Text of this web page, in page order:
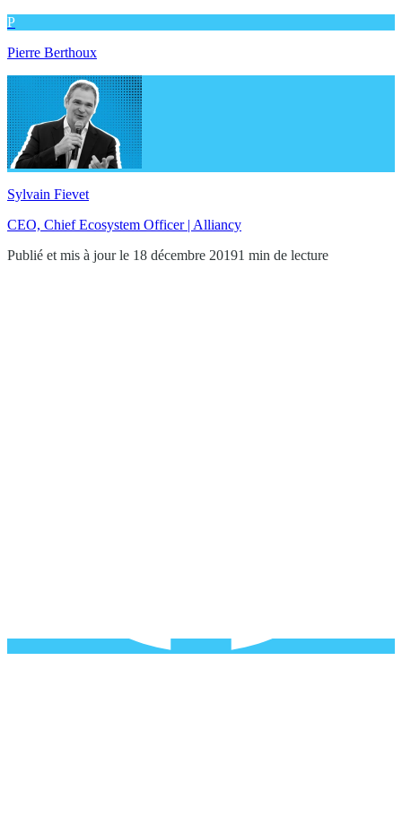
P
Pierre Berthoux
Sylvain Fievet
CEO, Chief Ecosystem Officer | Alliancy
Publié et mis à jour le 18 décembre 20191 min de lecture